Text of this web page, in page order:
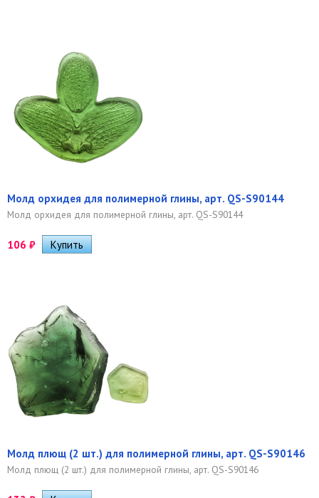
Молд орхидея для полимерной глины, арт. QS-S90144
Молд орхидея для полимерной глины, арт. QS-S90144
106 ₽
Молд плющ (2 шт.) для полимерной глины, арт. QS-S90146
Молд плющ (2 шт.) для полимерной глины, арт. QS-S90146